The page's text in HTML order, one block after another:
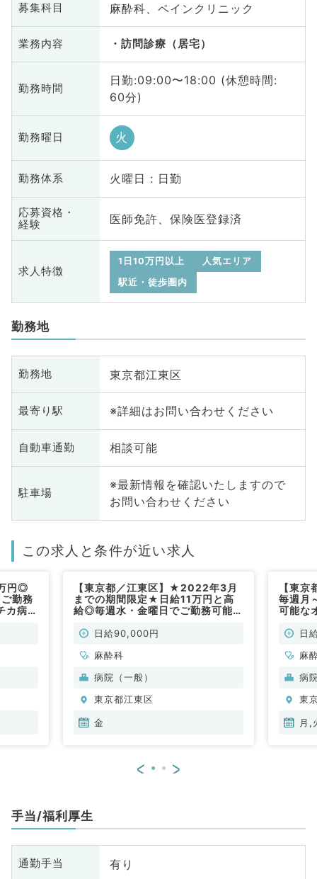
募集科目 麻酔科、ペインクリニック
業務内容 訪問診療（居宅）
勤務時間
日勤:09:00〜18:00 (休憩時間:
60分)
勤務曜日 火
勤務体系 火曜日 : 日勤
応募資格・
経験
医師免許、保険医登録済
求人特徴
1日10万円以上
人気エリア
駅近・徒歩圏内
勤務地
勤務地 東京都江東区
最寄り駅 ※詳細はお問い合わせください
自動車通勤 相談可能
駐車場
※最新情報を確認いたしますので
お問い合わせください
この求人と条件が近い求人
円◎
勤務
カ病院
【東京都／江東区】★2022年3月
までの期間限定★日給11万円と高
給◎毎週水・金曜日でご勤務可能な
集（麻酔科／非常勤）
日給90,000円
麻酔科
病院（一般）
東京都江東区
金
【東
毎週月
可能な
日
麻
病
東
月,
< >
手当/福利厚生
通勤手当 有り